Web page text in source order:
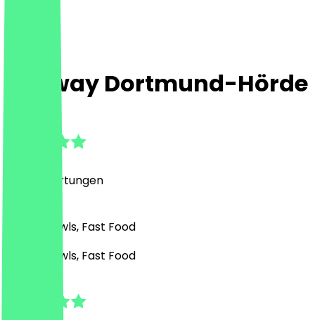
Subway Dortmund-Hörde
Bewertungen
Drinks, Bowls, Fast Food
Drinks, Bowls, Fast Food